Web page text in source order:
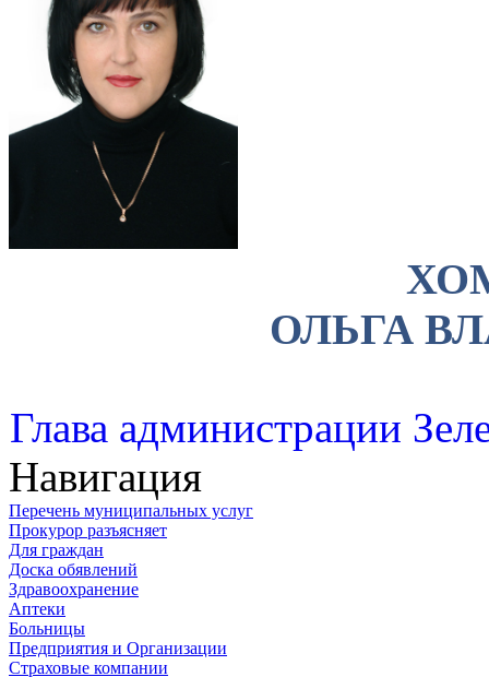
ОЛЬГА
Глава администрации
Навигация
Перечень муниципальных услуг
Прокурор разъясняет
Для граждан
Доска обявлений
Здравоохранение
Аптеки
Больницы
Предприятия и Организации
Страховые компании